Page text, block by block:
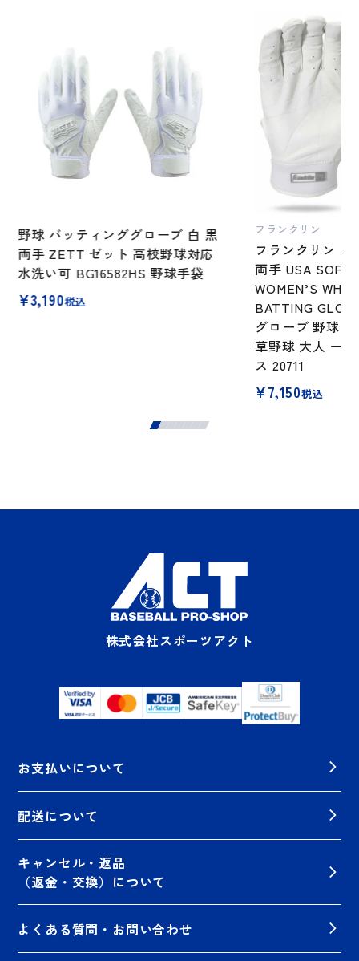
野球 バッティンググローブ 白 黒
両手 ZETT ゼット 高校野球対応
水洗い可 BG16582HS 野球手袋
¥3,190税込
フランクリン
フランクリン
両手 USA
WOMEN’S
BATTING
グローブ 野球
草野球 大人 一
ス 20711
¥7,150税込
株式会社スポーツアクト
お支払いについて
配送について
キャンセル・返品
（返金・交換）について
よくある質問・お問い合わせ